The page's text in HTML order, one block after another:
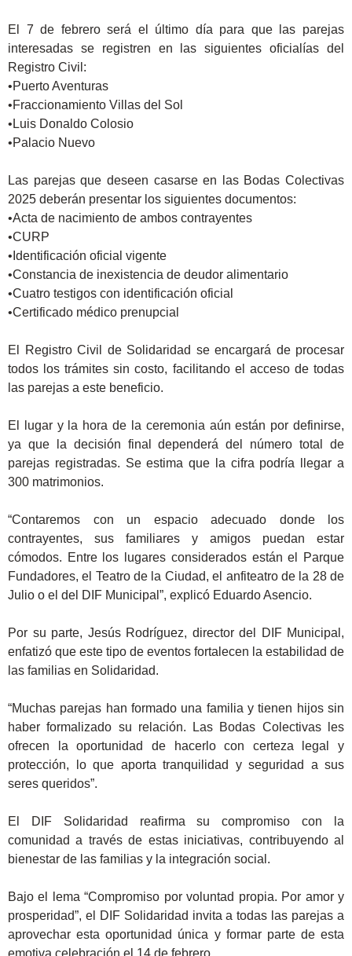
El 7 de febrero será el último día para que las parejas
interesadas se registren en las siguientes oficialías del
Registro Civil:
•Puerto Aventuras
•Fraccionamiento Villas del Sol
•Luis Donaldo Colosio
•Palacio Nuevo
Las parejas que deseen casarse en las Bodas Colectivas
2025 deberán presentar los siguientes documentos:
•Acta de nacimiento de ambos contrayentes
•CURP
•Identificación oficial vigente
•Constancia de inexistencia de deudor alimentario
•Cuatro testigos con identificación oficial
•Certificado médico prenupcial
El Registro Civil de Solidaridad se encargará de procesar
todos los trámites sin costo, facilitando el acceso de todas
las parejas a este beneficio.
El lugar y la hora de la ceremonia aún están por definirse,
ya que la decisión final dependerá del número total de
parejas registradas. Se estima que la cifra podría llegar a
300 matrimonios.
“Contaremos con un espacio adecuado donde los
contrayentes, sus familiares y amigos puedan estar
cómodos. Entre los lugares considerados están el Parque
Fundadores, el Teatro de la Ciudad, el anfiteatro de la 28 de
Julio o el del DIF Municipal”, explicó Eduardo Asencio.
Por su parte, Jesús Rodríguez, director del DIF Municipal,
enfatizó que este tipo de eventos fortalecen la estabilidad de
las familias en Solidaridad.
“Muchas parejas han formado una familia y tienen hijos sin
haber formalizado su relación. Las Bodas Colectivas les
ofrecen la oportunidad de hacerlo con certeza legal y
protección, lo que aporta tranquilidad y seguridad a sus
seres queridos”.
El DIF Solidaridad reafirma su compromiso con la
comunidad a través de estas iniciativas, contribuyendo al
bienestar de las familias y la integración social.
Bajo el lema “Compromiso por voluntad propia. Por amor y
prosperidad”, el DIF Solidaridad invita a todas las parejas a
aprovechar esta oportunidad única y formar parte de esta